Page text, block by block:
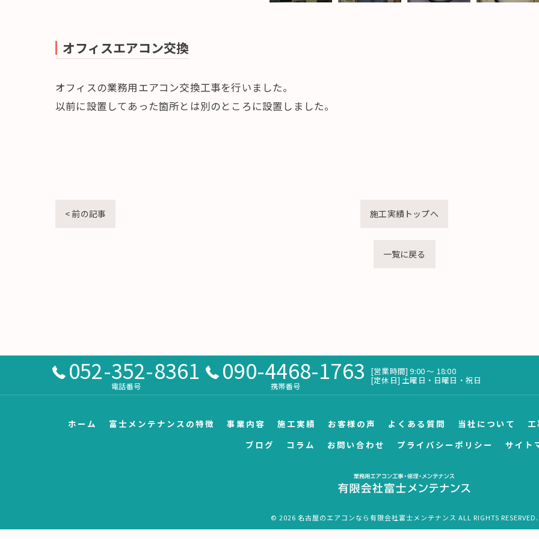
オフィスエアコン交換
オフィスの業務用エアコン交換工事を行いました。
以前に設置してあった箇所とは別のところに設置しました。
< 前の記事 施工実績トップへ
一覧に戻る
052-352-8361
電話番号
090-4468-1763
携帯番号
[営業時間] 9:00 〜 18:00
[定休日] 土曜日・日曜日・祝日
ホーム 富士メンテナンスの特徴 事業内容 施工実績 お客様の声 よくある質問 当社について 工
ブログ
コラム お問い合わせ プライバシーポリシー サイト
© 2026 名古屋のエアコンなら有限会社富士メンテナンス ALL RIGHTS RESERVED.